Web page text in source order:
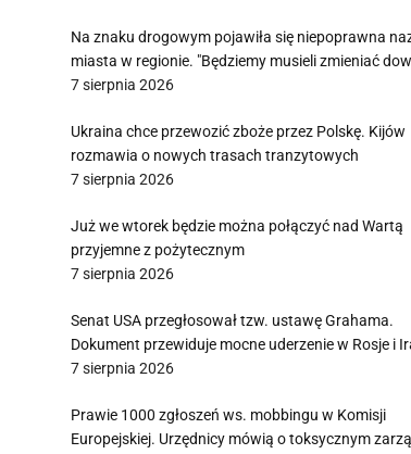
Na znaku drogowym pojawiła się niepoprawna
miasta w regionie. "Będziemy musieli zmieniać
7 sierpnia 2026
Ukraina chce przewozić zboże przez Polskę. Kijów
rozmawia o nowych trasach tranzytowych
7 sierpnia 2026
Już we wtorek będzie można połączyć nad Wartą
przyjemne z pożytecznym
7 sierpnia 2026
Senat USA przegłosował tzw. ustawę Grahama.
Dokument przewiduje mocne uderzenie w Rosje i
7 sierpnia 2026
Prawie 1000 zgłoszeń ws. mobbingu w Komisji
Europejskiej. Urzędnicy mówią o toksycznym